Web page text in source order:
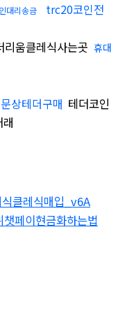
대리송금
trc20코인전
리움클레식사는곳 휴대
문상테더구매 테더코인
클레식매입_v6A
페이현금화하는법